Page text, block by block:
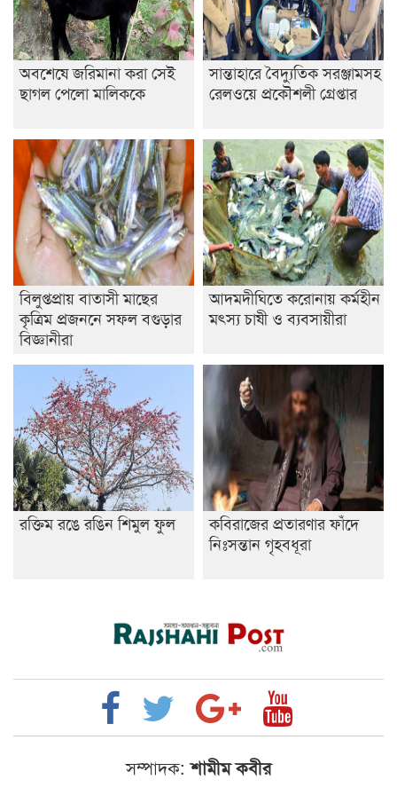
অবশেষে জরিমানা করা সেই
ছাগল পেলো মালিককে
সান্তাহারে বৈদ্যুতিক সরঞ্জামসহ
রেলওয়ে প্রকৌশলী গ্রেপ্তার
বিলুপ্তপ্রায় বাতাসী মাছের
কৃত্রিম প্রজননে সফল বগুড়ার
বিজ্ঞানীরা
আদমদীঘিতে করোনায় কর্মহীন
মৎস্য চাষী ও ব্যবসায়ীরা
রক্তিম রঙে রঙিন শিমুল ফুল
কবিরাজের প্রতারণার ফাঁদে
নিঃসন্তান গৃহবধূরা
সম্পাদক: শামীম কবীর